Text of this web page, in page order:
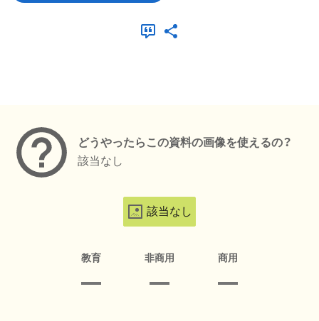
どうやったらこの資料の画像を使えるの？
該当なし
該当なし
教育 非商用 商用